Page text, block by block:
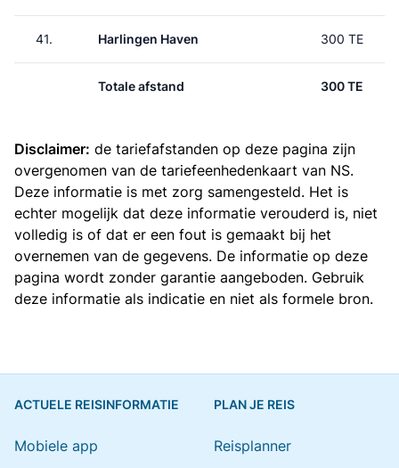
41. Harlingen Haven 300 TE
Totale afstand 300 TE
Disclaimer: de tariefafstanden op deze pagina zijn
overgenomen van de tariefeenhedenkaart van NS.
Deze informatie is met zorg samengesteld. Het is
echter mogelijk dat deze informatie verouderd is, niet
volledig is of dat er een fout is gemaakt bij het
overnemen van de gegevens. De informatie op deze
pagina wordt zonder garantie aangeboden. Gebruik
deze informatie als indicatie en niet als formele bron.
ACTUELE REISINFORMATIE
Mobiele app
PLAN JE REIS
Reisplanner